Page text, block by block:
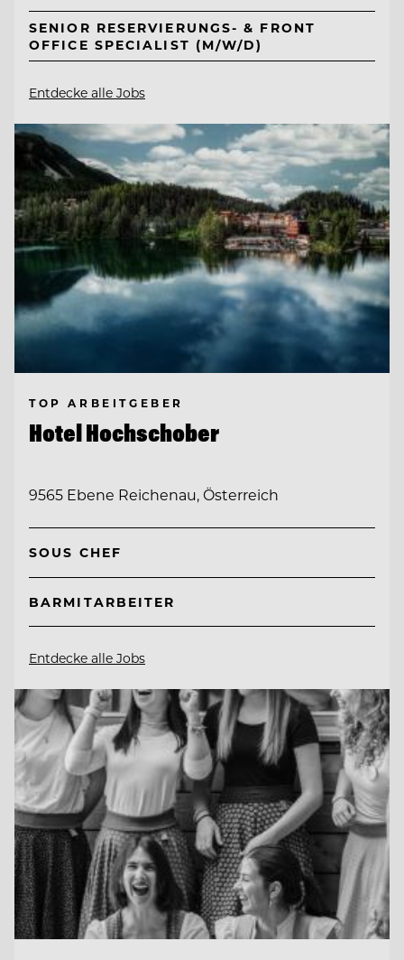
SENIOR RESERVIERUNGS- & FRONT
OFFICE SPECIALIST (M/W/D)
Entdecke alle Jobs
TOP ARBEITGEBER
Hotel Hochschober
9565 Ebene Reichenau, Österreich
SOUS CHEF
BARMITARBEITER
Entdecke alle Jobs